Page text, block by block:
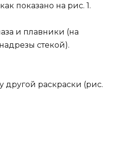
показано на рис. 1.
и плавники (на
стекой).
другой раскраски (рис.